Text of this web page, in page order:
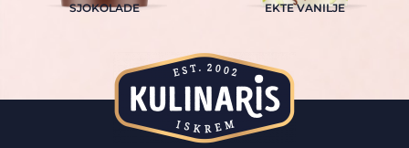
SJOKOLADE EKTE VANILJE